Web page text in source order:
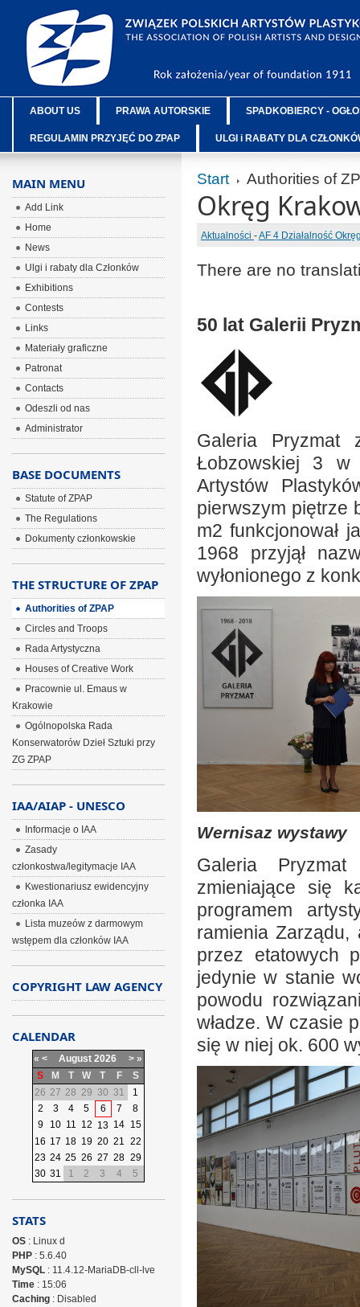
ABOUT US PRAWA AUTORSKIE SPADKOBIERCY -
REGULAMIN PRZYJĘĆ DO ZPAP ULGI i RABATY DLA
Start Authorities of
Okręg
Aktualności -AF 4 Działalność
There are no
50 lat Galerii
Galeria Pryzmat
Łobzowskiej 3 w
Artystów
pierwszym piętrze
m2 funkcjonował
1968 przyjął
wyłonionego z
Wernisaz wystawy
Galeria
zmieniające się
programem
ramienia Zarządu,
przez etatowych
jedynie w stanie
powodu
władze. W czasie
się w niej ok. 600
MAIN MENU
Add Link
Home
News
Ulgi i rabaty dla Członków
Exhibitions
Contests
Links
Materiały graficzne
Patronat
Contacts
Odeszli od nas
Administrator
BASE DOCUMENTS
Statute of ZPAP
The Regulations
Dokumenty członkowskie
THE STRUCTURE OF ZPAP
Authorities of ZPAP
Circles and Troops
Rada Artystyczna
Houses of Creative Work
Pracownie ul. Emaus w
Krakowie
Ogólnopolska Rada
Konserwatorów Dzieł Sztuki przy
ZG ZPAP
IAA/AIAP - UNESCO
Informacje o IAA
Zasady
członkostwa/legitymacje IAA
Kwestionariusz ewidencyjny
członka IAA
Lista muzeów z darmowym
wstępem dla członków IAA
COPYRIGHT LAW AGENCY
CALENDAR
« < August 2026 > »
S
M T W T F
S
26 27 28 29 30 31
1
2
3 4 5 6 7
8
9
10 11 12 13 14 15
16 17 18 19 20 21 22
23 24 25 26 27 28 29
30 31 1 2 3 4 5
STATS
OS: Linux d
PHP: 5.6.40
MySQL: 11.4.12-MariaDB-cll-lve
Time: 15:06
Caching: Disabled